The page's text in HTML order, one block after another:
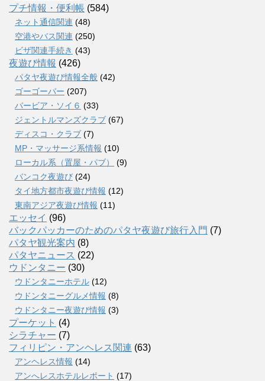
プチ情報・便利帳 (584)
ネット通信関連 (48)
空港やバス関連 (250)
ビザ関連手続き (43)
夜遊び情報 (426)
パタヤ夜遊び情報全般 (42)
ゴーゴーバー (207)
バービア・ソイ６ (33)
ジェントルマンズクラブ (67)
ディスコ・クラブ (7)
MP・マッサージ系情報 (10)
ローカル系（置屋・パブ）
(9)
バンコク夜遊び (24)
タイ地方都市夜遊び情報 (12)
東南アジア夜遊び情報 (11)
エッセイ (96)
バックパッカーのためのパタヤ夜遊び旅行入門 (7)
パタヤ観光案内 (8)
パタヤニュース (22)
ウドンタニー (30)
ウドンタニーホテル (12)
ウドンタニーグルメ情報 (8)
ウドンタニー夜遊び情報 (3)
プーケット (4)
シラチャー (7)
フィリピン・アンヘレス関連 (63)
アンヘレス情報 (14)
アンへレスホテルレポート (17)